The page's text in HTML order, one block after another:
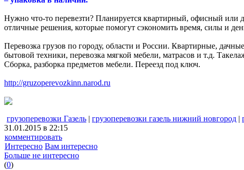
Нужно что-то перевезти? Планируется квартирный, офисный или
отличные решения, которые помогут сэкономить время, силы и
Перевозка грузов по городу, области и России. Квартирные,
бытовой техники, перевозка мягкой мебели, матрасов и т.д.
Сборка, разборка предметов мебели. Переезд под ключ.
http://gruzoperevozkinn.narod.ru
грузоперевозки Газель | грузоперевозки газель нижний новгород |
31.01.2015 в 22:15
комментировать
Интересно Вам интересно
Больше не интересно
(0)